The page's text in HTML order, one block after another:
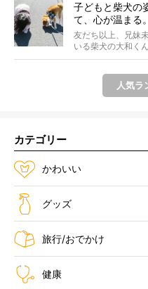
子どもと柴犬の
て、心が温まる。
友だち以上、兄妹
いる柴犬の大和く
人気ラ
カテゴリー
かわいい
グッズ
旅行/おでかけ
健康